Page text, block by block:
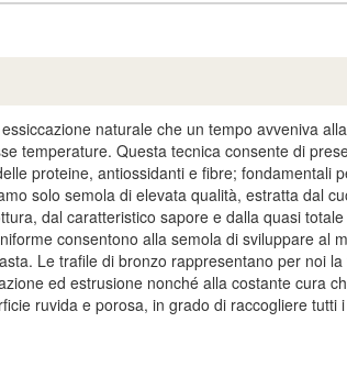
essiccazione naturale che un tempo avveniva
temperature. Questa tecnica consente di
proteine, antiossidanti e fibre; fondamentali
solo semola di elevata qualità, estratta dal
dal caratteristico sapore e dalla quasi
consentono alla semola di sviluppare al
Le trafile di bronzo rappresentano per noi
ed estrusione nonché alla costante cura
ruvida e porosa, in grado di raccogliere tutti